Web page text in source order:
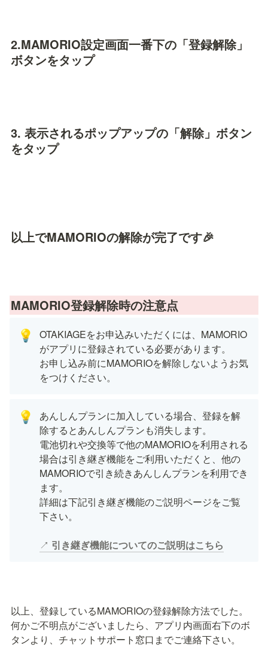
2.MAMORIO設定画面一番下の「登録解除」
ボタンをタップ
3. 表示されるポップアップの「解除」ボタン
をタップ
以上でMAMORIOの解除が完了です🎉
MAMORIO登録解除時の注意点
💡
OTAKIAGEをお申込みいただくには、MAMORIO
がアプリに登録されている必要があります。
お申し込み前にMAMORIOを解除しないようお気
をつけください。
💡
あんしんプランに加入している場合、登録を解
除するとあんしんプランも消失します。
電池切れや交換等で他のMAMORIOを利用される
場合は引き継ぎ機能をご利用いただくと、他の
MAMORIOで引き続きあんしんプランを利用でき
ます。
詳細は下記引き継ぎ機能のご説明ページをご覧
下さい。
↗︎ 引き継ぎ機能についてのご説明はこちら
以上、登録しているMAMORIOの登録解除方法でした。
何かご不明点がございましたら、アプリ内画面右下のボ
タンより、チャットサポート窓口までご連絡下さい。